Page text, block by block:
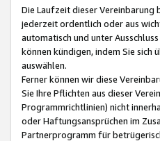
Die Laufzeit dieser Vereinbarung
jederzeit ordentlich oder aus
automatisch und unter
können kündigen, indem Sie
auswählen.
Ferner können wir diese
Sie Ihre Pflichten aus dieser
Programmrichtlinien) nicht
oder Haftungsansprüchen im
Partnerprogramm für